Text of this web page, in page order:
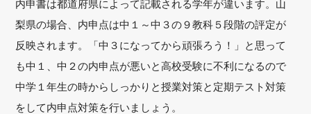
内申書は都道府県によって記載される学年が違います。山
梨県の場合、内申点は中１～中３の９教科５段階の評定が
反映されます。「中３になってから頑張ろう！」と思って
も中１、中２の内申点が悪いと高校受験に不利になるので
中学１年生の時からしっかりと授業対策と定期テスト対策
をして内申点対策を行いましょう。